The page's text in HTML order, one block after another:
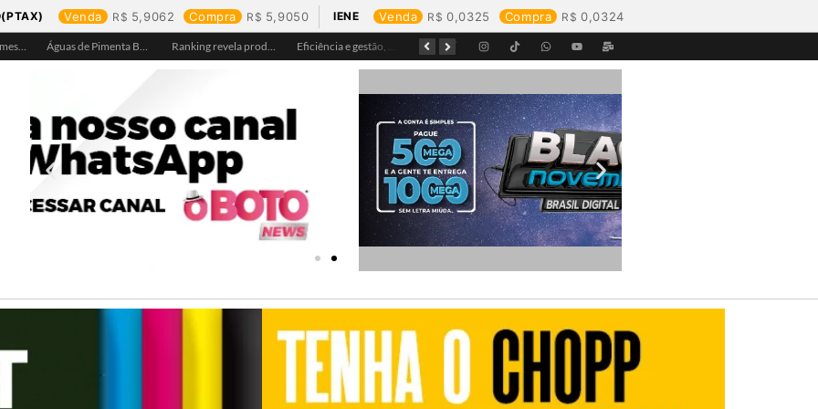
Venda 5,9062 Compra 5,9050 IENE Venda 0,0325 Compra 0,0324
Águas de Ariquemes leva atendimento itinerante e orientações ao Distrito de Bom Futuro neste sábado, 25 Águas de Pimenta Bueno amplia rede de abastecimento e leva água tratada para moradores da região do aeroporto Ranking revela produtos mais comprados em cada estado e aponta drone como destaque em Rondônia Eficiência e gestão, Buritis se torna referência em controle de perdas de água Equipes da Aegea Rondônia passam por treinamento de prevenção e combate a princípios de incêndio e segurança no trabalho com inflamáveis